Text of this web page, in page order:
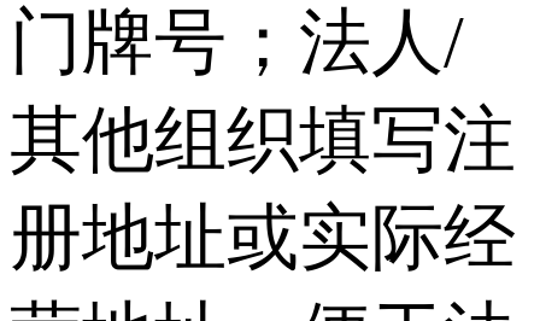
门牌号；法人/
其他组织填写注
册地址或实际经